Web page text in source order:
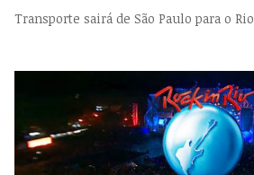
Transporte sairá de São Paulo para o Rio